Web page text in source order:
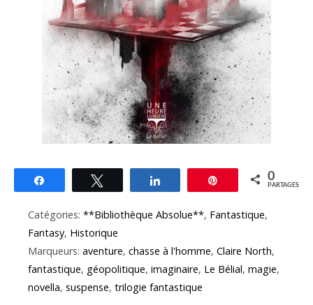
Épingle 0
PARTAGES
Catégories: **Bibliothèque Absolue**, Fantastique,
Fantasy, Historique
Marqueurs: aventure, chasse à l'homme, Claire North,
fantastique, géopolitique, imaginaire, Le Bélial, magie,
novella, suspense, trilogie fantastique